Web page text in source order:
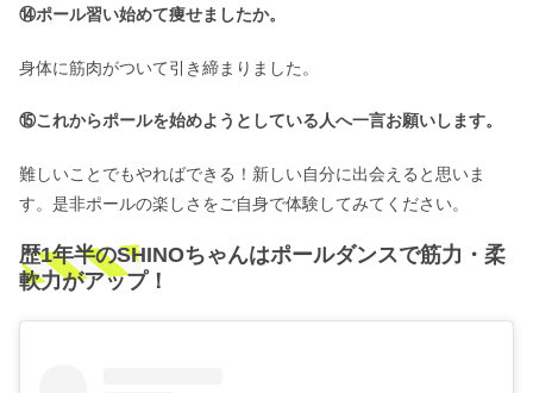
⑭ポール習い始めて痩せましたか。
身体に筋肉がついて引き締まりました。
⑮これからポールを始めようとしている人へ一言お願いします。
難しいことでもやればできる！新しい自分に出会えると思いま
す。是非ポールの楽しさをご自身で体験してみてください。
歴1年半のSHINOちゃんはポールダンスで筋力・柔
軟力がアップ！